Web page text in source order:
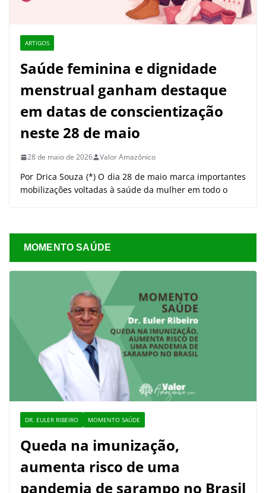
ARTIGOS
Saúde feminina e dignidade
menstrual ganham destaque
em datas de conscientização
neste 28 de maio
28 de maio de 2026 Valor Amazônico
Por Drica Souza (*) O dia 28 de maio marca importantes
mobilizações voltadas à saúde da mulher em todo o
MOMENTO SAÚDE
DR. EULER RIBEIRO MOMENTO SAÚDE
Queda na imunização,
aumenta risco de uma
pandemia de sarampo no Brasil